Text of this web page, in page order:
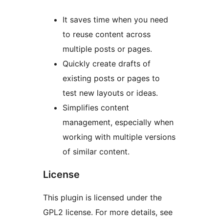
It saves time when you need
to reuse content across
multiple posts or pages.
Quickly create drafts of
existing posts or pages to
test new layouts or ideas.
Simplifies content
management, especially when
working with multiple versions
of similar content.
License
This plugin is licensed under the
GPL2 license. For more details, see